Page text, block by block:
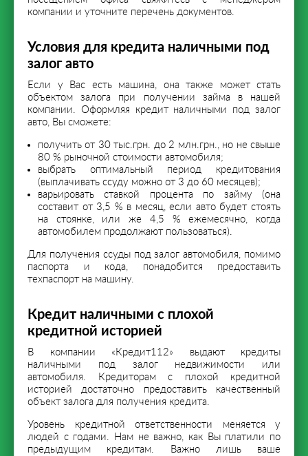
компании и уточните перечень документов.
Условия для кредита наличными под
залог авто
Если у Вас есть машина, она также может стать
объектом залога при получении займа в нашей
компании. Оформляя кредит наличными под залог
авто, Вы сможете:
получить от 30 тыс.грн. до 2 млн.грн., но не свыше
80 % рыночной стоимости автомобиля;
выбрать оптимальный период кредитования
(выплачивать ссуду можно от 3 до 60 месяцев);
варьировать ставкой процента по займу (она
составит от 3,5 % в месяц, если авто будет стоять
на стоянке, или же 4,5 % ежемесячно, когда
автомобилем продолжают пользоваться).
Для получения ссуды под залог автомобиля, помимо
паспорта и кода, понадобится предоставить
техпаспорт на машину.
Кредит наличными с плохой
кредитной историей
В компании «Кредит112» выдают кредиты
наличными под залог недвижимости или
автомобиля. Кредиторам с плохой кредитной
историей достаточно предоставить качественный
объект залога для получения кредита.
Уровень кредитной ответственности меняется у
людей с годами. Нам не важно, как Вы платили по
предыдущим кредитам. Важно лишь ваше